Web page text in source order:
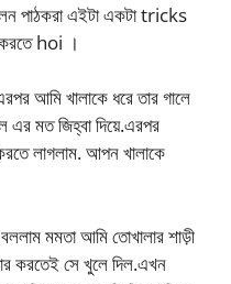
পাঠকরা এইটা একটা tricks
hoi ।
আমি খালাকে ধরে তার গালে
মত জিহ্বা দিয়ে.এরপর
লাগলাম. আপন খালাকে
মমতা আমি তোখালার শাড়ী
করতেই সে খুলে দিল.এখন